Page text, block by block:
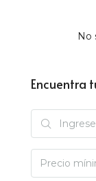
No
Encuentra